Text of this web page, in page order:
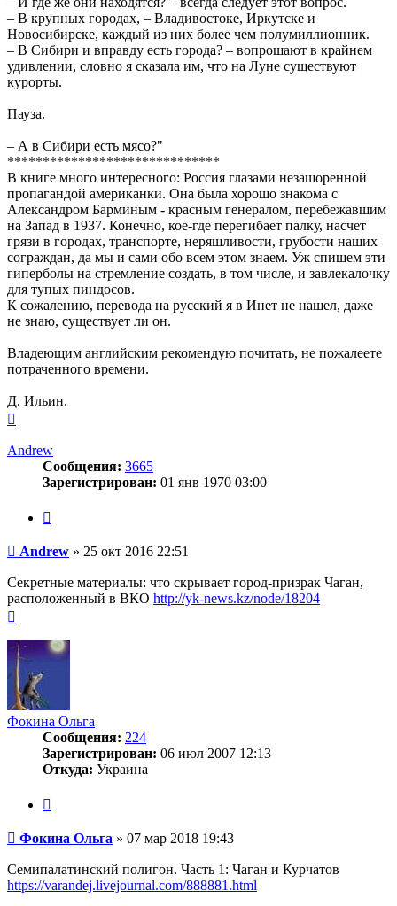
– В крупных городах, – Владивостоке, Иркутске и
Новосибирске, каждый из них более чем полумиллионник.
– В Сибири и вправду есть города? – вопрошают в крайнем
удивлении, словно я сказала им, что на Луне существуют
курорты.
Пауза.
– А в Сибири есть мясо?"
******************************
В книге много интересного: Россия глазами незашоренной
пропагандой американки. Она была хорошо знакома с
Александром Барминым - красным генералом, перебежавшим
на Запад в 1937. Конечно, кое-где перегибает палку, насчет
грязи в городах, транспорте, неряшливости, грубости наших
сограждан, да мы и сами обо всем этом знаем. Уж спишем эти
гиперболы на стремление создать, в том числе, и завлекалочку
для тупых пиндосов.
К сожалению, перевода на русский я в Инет не нашел, даже
не знаю, существует ли он.
Владеющим английским рекомендую почитать, не пожалеете
потраченного времени.
Д. Ильин.
началу
Andrew
Сообщения: 3665
Зарегистрирован: 01 янв 1970 03:00
Сообщение
Andrew » 25 окт 2016 22:51
Секретные материалы: что скрывает город-призрак Чаган,
расположенный в ВКО http://yk-news.kz/node/18204
началу
Фокина Ольга
Сообщения: 224
Зарегистрирован: 06 июл 2007 12:13
Откуда: Украина
Сообщение
Фокина Ольга » 07 мар 2018 19:43
Семипалатинский полигон. Часть 1: Чаган и Курчатов
https://varandej.livejournal.com/888881.html